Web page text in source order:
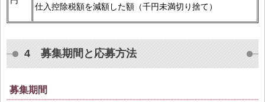
仕入控除税額を減額した額（千円未満切り捨て）
4 募集期間と応募方法
募集期間